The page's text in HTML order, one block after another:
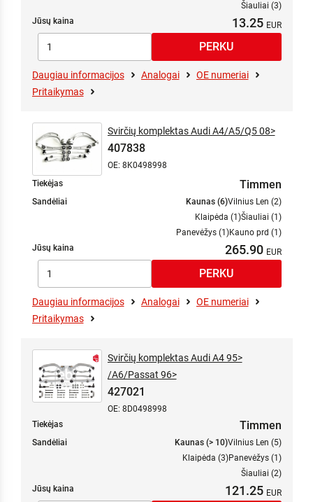
Šiauliai (3)
Jūsų kaina
13.25
Daugiau informacijos Analogai
OE numeriai
Pritaikymas
Svirčių komplektas Audi A4/A5/Q5 08>
407838
OE: 8K0498998
Tiekėjas
Timmen
Sandėliai Kaunas (6)Vilnius Len (2)
Klaipėda (1)Šiauliai (1)
Panevėžys (1)Kauno prd (1)
Jūsų kaina
265.90
Daugiau informacijos Analogai
OE numeriai
Pritaikymas
Svirčių komplektas Audi A4 95>
/A6/Passat 96>
427021
OE: 8D0498998
Tiekėjas
Timmen
Sandėliai Kaunas (> 10)Vilnius Len (5)
Klaipėda (3)Panevėžys (1)
Šiauliai (2)
Jūsų kaina
121.25